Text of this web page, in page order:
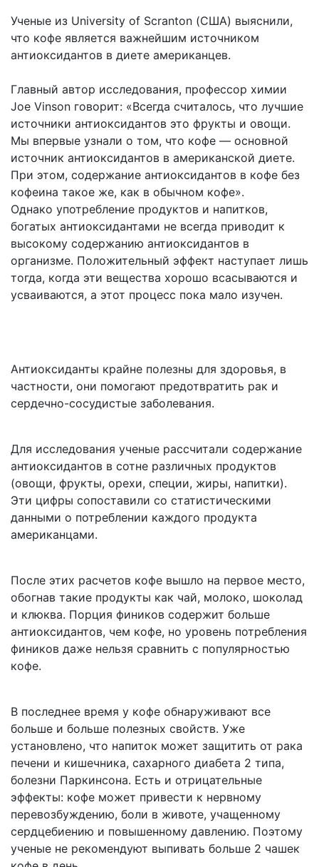
Ученые из University of Scranton (США) выяснили,
что кофе является важнейшим источником
антиоксидантов в диете американцев.
Главный автор исследования, профессор химии
Joe Vinson говорит: «Всегда считалось, что лучшие
источники антиоксидантов это фрукты и овощи.
Мы впервые узнали о том, что кофе — основной
источник антиоксидантов в американской диете.
При этом, содержание антиоксидантов в кофе без
кофеина такое же, как в обычном кофе».
Однако употребление продуктов и напитков,
богатых антиоксидантами не всегда приводит к
высокому содержанию антиоксидантов в
организме. Положительный эффект наступает лишь
тогда, когда эти вещества хорошо всасываются и
усваиваются, а этот процесс пока мало изучен.
Антиоксиданты крайне полезны для здоровья, в
частности, они помогают предотвратить рак и
сердечно-сосудистые заболевания.
Для исследования ученые рассчитали содержание
антиоксидантов в сотне различных продуктов
(овощи, фрукты, орехи, специи, жиры, напитки).
Эти цифры сопоставили со статистическими
данными о потреблении каждого продукта
американцами.
После этих расчетов кофе вышло на первое место,
обогнав такие продукты как чай, молоко, шоколад
и клюква. Порция фиников содержит больше
антиоксидантов, чем кофе, но уровень потребления
фиников даже нельзя сравнить с популярностью
кофе.
В последнее время у кофе обнаруживают все
больше и больше полезных свойств. Уже
установлено, что напиток может защитить от рака
печени и кишечника, сахарного диабета 2 типа,
болезни Паркинсона. Есть и отрицательные
эффекты: кофе может привести к нервному
перевозбуждению, боли в животе, учащенному
сердцебиению и повышенному давлению. Поэтому
ученые не рекомендуют выпивать больше 2 чашек